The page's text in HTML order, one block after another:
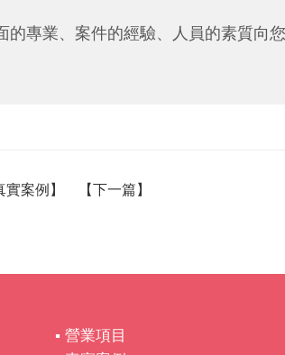
專業、案件的經驗、人員的素質向
實案例 】 【下一篇 】
▪ 營業項目